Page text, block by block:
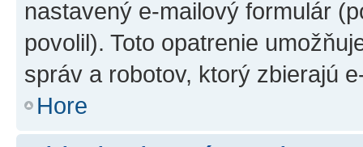
nastavený e-mailový formulár
povolil). Toto opatrenie
správ a robotov, ktorý zbierajú
Hore